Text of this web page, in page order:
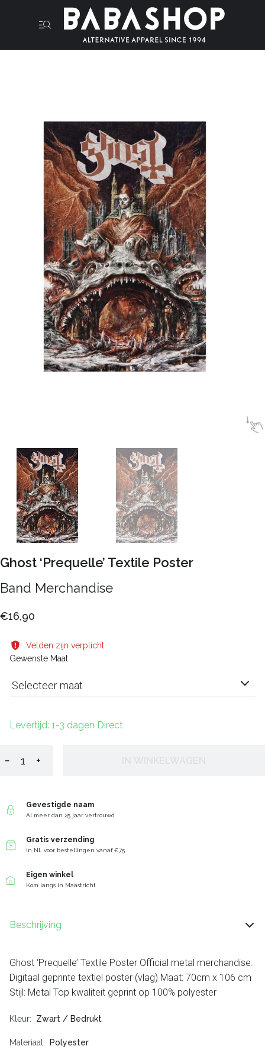
Ghost ‘Prequelle’ Textile Poster
Band Merchandise
€16,90
Velden zijn verplicht.
Gewenste Maat
Selecteer maat
Levertijd: 1-3 dagen Direct
− +
Gevestigde naam
Al meer dan 25 jaar vertrouwd
Gratis verzending
In NL voor bestellingen vanaf €75
Eigen winkel
Kom langs in Maastricht
Beschrijving
Ghost ‘Prequelle’ Textile Poster Official metal merchandise.
Digitaal geprinte textiel poster (vlag) Maat: 70cm x 106 cm
Stijl: Metal Top kwaliteit geprint op 100% polyester
Kleur Zwart / Bedrukt
Materiaal Polyester